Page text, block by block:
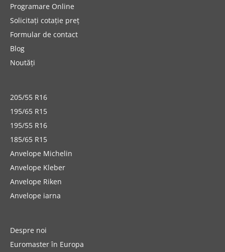
Programare Online
Solicitați cotație preț
Formular de contact
Blog
Noutăți
205/55 R16
195/65 R15
195/55 R16
185/65 R15
Anvelope Michelin
Anvelope Kleber
Anvelope Riken
Anvelope iarna
Despre noi
Euromaster în Europa